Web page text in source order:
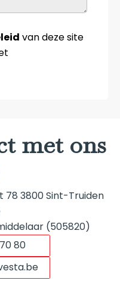
van deze site
met ons
78 3800Sint-Truiden
(505820)
80